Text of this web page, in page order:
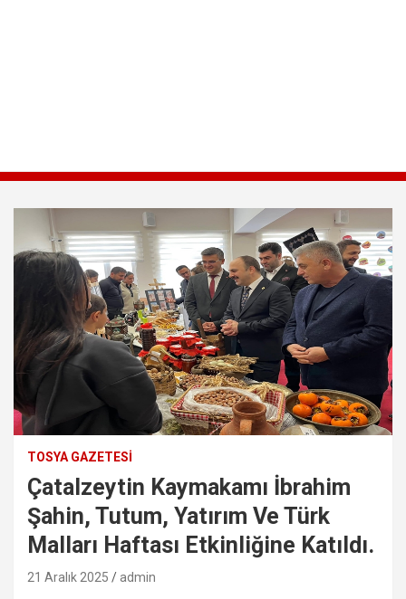
TOSYA GAZETESI
Çatalzeytin Kaymakamı İbrahim
Şahin, Tutum, Yatırım Ve Türk
Malları Haftası Etkinliğine Katıldı.
21 Aralık 2025 admin